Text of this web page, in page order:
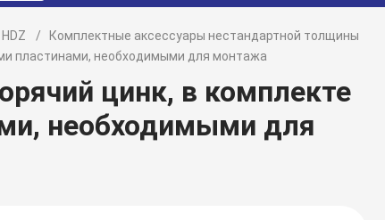
HDZ
Комплектные аксессуары нестандартной толщины
пластинами, необходимыми для монтажа
цинк, в комплекте
необходимыми для